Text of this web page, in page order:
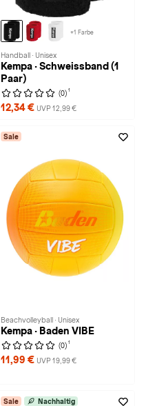
+1 Farbe
Handball · Unisex
Kempa · Schweissband (1
Paar)
(0) 1
12,34 € UVP 12,99 €
Sale
Beachvolleyball · Unisex
Kempa · Baden VIBE
(0) 1
11,99 € UVP 19,99 €
Sale Nachhaltig